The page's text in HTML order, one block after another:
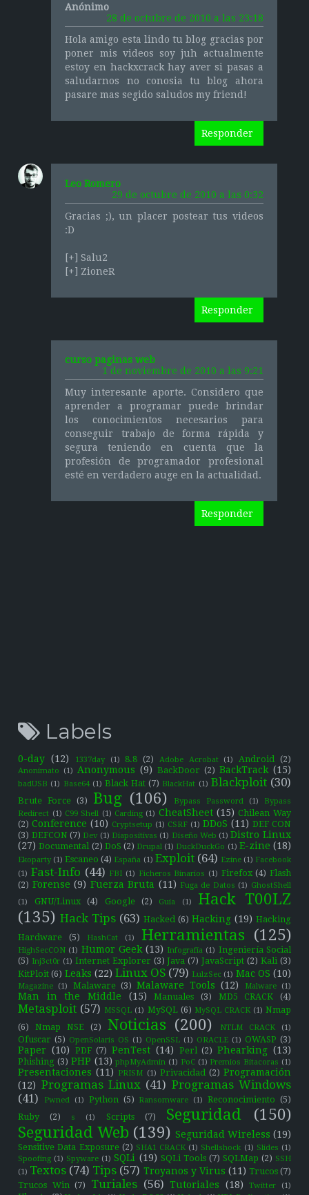
Anónimo
28 de octubre de 2010 a las 23:18
Hola amigo esta lindo tu blog gracias por
poner mis videos soy juh actualmente
estoy en hackxcrack hay aver si pasas a
saludarnos no conosia tu blog ahora
pasare mas segido saludos my friend!
Responder
Leo Romero
29 de octubre de 2010 a las 0:32
Gracias ;), un placer postear tus videos
:D
[+] Salu2
[+] ZioneR
Responder
curso paginas web
1 de noviembre de 2010 a las 9:21
Muy interesante aporte. Considero que
aprender a programar puede brindar
los conocimientos necesarios para
conseguir trabajo de forma rápida y
segura teniendo en cuenta que la
profesión de programador profesional
esté en verdadero auge en la actualidad.
Responder
Labels
0-day (12) 1337day (1) 8.8 (2) Adobe Acrobat (1) Android (2)
Anonimato (1) Anonymous (9) BackDoor (2) BackTrack (15)
badUSB (1) Base64 (1) Black Hat (7) BlackHat (1) Blackploit (30)
Brute Force (3) Bug (106) Bypass Password (1)
Bypass
Redirect (1) C99 Shell (1) Carding (1) CheatSheet (15) Chilean Way
(2) Conference (10) Cryptsetup (1) CSRF (1) DDoS (11) DEF CON
(3) DEFCON (7) Dev (1) Diapositivas (1) Diseño Web (1) Distro Linux
(27) Documental (2) DoS (2) Drupal (1) DuckDuckGo (1) E-zine (18)
Ekoparty (1) Escaneo (4) España (1) Exploit (64) Ezine (1) Facebook
(1) Fast-Info (44) FBI (1) Ficheros Binarios (1) Firefox (4) Flash
(2) Forense (9) Fuerza Bruta (11) Fuga de Datos (1) GhostShell
(1)
GNU/Linux (4) Google (2) Guía (1)
Hack T00LZ
(135) Hack Tips (63) Hacked (6) Hacking (19) Hacking
Hardware
(5) HashCat (1) Herramientas (125)
HighSecCON (1) Humor Geek (13) Infografía (1) Ingeniería Social
(5) Inj3ct0r (1) Internet Explorer (3) Java (7) JavaScript (2) Kali (3)
KitPloit (6) Leaks (22) Linux OS (79) LulzSec (1) Mac OS (10)
Magazine (1) Malaware (3) Malaware Tools (12) Malware (1)
Man in the Middle (15) Manuales (3) MD5 CRACK (4)
Metasploit (57) MSSQL (1) MySQL (6) MySQL CRACK (1) Nmap
(6)
Nmap NSE (2) Noticias (200) NTLM CRACK (1)
Ofuscar (5) OpenSolaris OS (1) OpenSSL (1) ORACLE (1) OWASP (3)
Paper (10) PDF (7) PenTest (14) Perl (2) Phearking (13)
Phishing (3) PHP (13) phpMyAdmin (1) PoC (1) Premios Bitacoras (1)
Presentaciones (11) PRISM (1) Privacidad (2) Programación
(12) Programas Linux (41) Programas Windows
(41)
Pwned (1) Python (5) Ransomware (1) Reconocimiento (5)
Ruby
(2) s (1) Scripts (7) Seguridad
(150)
Seguridad Web (139) Seguridad Wireless (19)
Sensitive Data Exposure (2) SHA1 CRACK (1) Shellshock (1) Slides (1)
Spoofing (1) Spyware (1) SQLi (19) SQLi Tools (7) SQLMap (2) SSH
(1) Textos (74) Tips (57) Troyanos y Virus (11) Trucos (7)
Trucos Win (7) Turiales (56) Tutoriales (18) Twitter (1)